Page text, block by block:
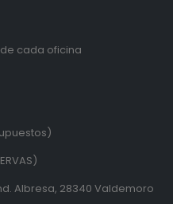
cada oficina
Albresa, 28340 Valdemoro